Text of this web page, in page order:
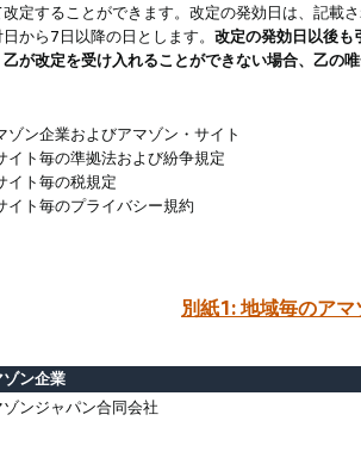
定することができます。改定の発効日は、記載
から7日以降の日とします。 改定の発効日以後も
が改定を受け入れることができない場合、乙の
ゾン企業およびアマゾン・サイト
イト毎の準拠法および紛争規定
イト毎の税規定
イト毎のプライバシー規約
別紙1: 地域毎のア
ゾン企業
ゾンジャパン合同会社